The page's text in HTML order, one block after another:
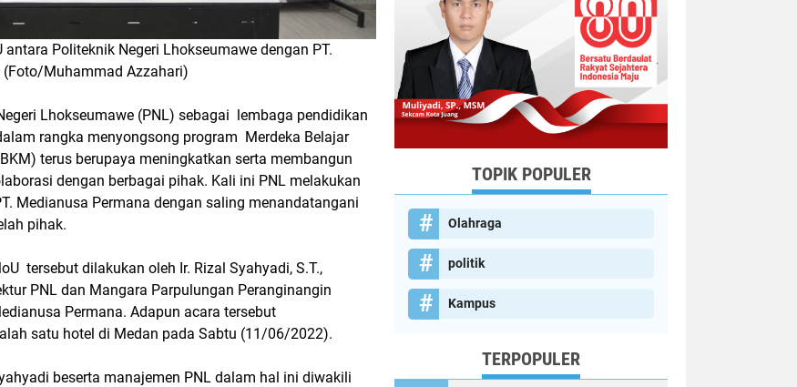
Politeknik Negeri Lhokseumawe dengan PT.
(Foto/Muhammad Azzahari)
Lhokseumawe (PNL) sebagai lembaga pendidikan
rangka menyongsong program Merdeka Belajar
terus berupaya meningkatkan serta membangun
dengan berbagai pihak. Kali ini PNL melakukan
Medianusa Permana dengan saling menandatangani
pihak.
tersebut dilakukan oleh Ir. Rizal Syahyadi, S.T.,
PNL dan Mangara Parpulungan Peranginangin
Permana. Adapun acara tersebut
satu hotel di Medan pada Sabtu (11/06/2022).
beserta manajemen PNL dalam hal ini diwakili
TOPIK POPULER
Olahraga
politik
Kampus
TERPOPULER